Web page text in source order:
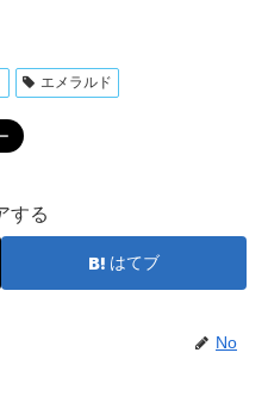
エメラルド
する
はてブ
No